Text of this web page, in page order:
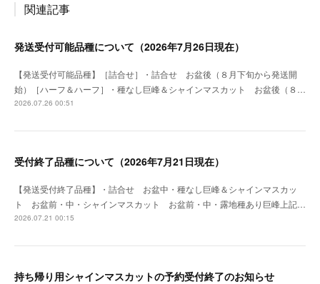
関連記事
発送受付可能品種について（2026年7月26日現在）
【発送受付可能品種】［詰合せ］・詰合せ お盆後（８月下旬から発送開
始）［ハーフ＆ハーフ］・種なし巨峰＆シャインマスカット お盆後（８…
2026.07.26 00:51
受付終了品種について（2026年7月21日現在）
【発送受付終了品種】・詰合せ お盆中・種なし巨峰＆シャインマスカッ
ト お盆前・中・シャインマスカット お盆前・中・露地種あり巨峰上記…
2026.07.21 00:15
持ち帰り用シャインマスカットの予約受付終了のお知らせ